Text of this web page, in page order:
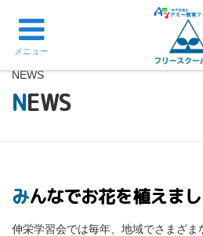
NEWS
NEWS
みんなでお花を植えま
伸栄学習会では毎年、地域でさまざま
メニュー